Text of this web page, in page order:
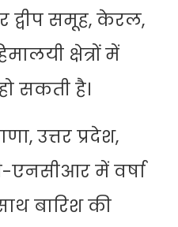
द्वीप समूह, केरल,
क्षेत्रों में
सकती है।
उत्तर प्रदेश,
एनसीआर में वर्षा
बारिश की